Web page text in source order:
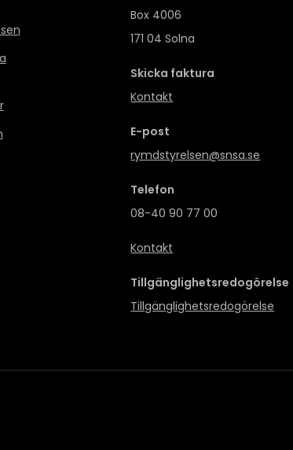
Box 4006
171 04 Solna
Skicka faktura
Kontakt
E-post
rymdstyrelsen@snsa.se
Telefon
08-40 90 77 00
Kontakt
Tillgänglighetsredogörelse
Tillgänglighetsredogörelse